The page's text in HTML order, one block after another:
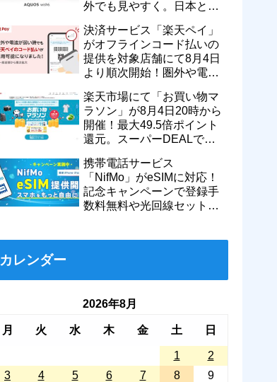
外でも見やすく。日本と台
売
決済サービス「楽天ペイ」
がオフラインコード払いの
提供を対象店舗にて8月4日
より順次開始！圏外や電波
に
楽天市場にて「お買い物マ
ラソン」が8月4日20時から
開催！最大49.5倍ポイント
還元。スーパーDEALで
など
携帯電話サービス
「NifMo」がeSIMに対応！
記念キャンペーンで登録手
数料無料や光回線セットで
カレンダー
2026年8月
月 火 水 木 金 土 日
1
2
3
4 5 6 7 8 9